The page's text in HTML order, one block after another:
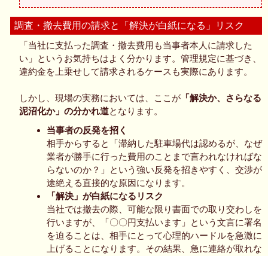
調査・撤去費用の請求と「解決が白紙になる」リスク
「当社に支払った調査・撤去費用も当事者本人に請求した
い」というお気持ちはよく分かります。管理規定に基づき、
違約金を上乗せして請求されるケースも実際にあります。
しかし、現場の実務においては、ここが 「解決か、さらなる
泥沼化か」の分かれ道となります。
当事者の反発を招く
相手からすると「滞納した駐車場代は認めるが、なぜ
業者が勝手に行った費用のことまで言われなければな
らないのか？」という強い反発を招きやすく、交渉が
途絶える直接的な原因になります。
「解決」が白紙になるリスク
当社では撤去の際、可能な限り書面での取り交わしを
行いますが、「〇〇円支払います」という文言に署名
を迫ることは、相手にとって心理的ハードルを急激に
上げることになります。その結果、急に連絡が取れな